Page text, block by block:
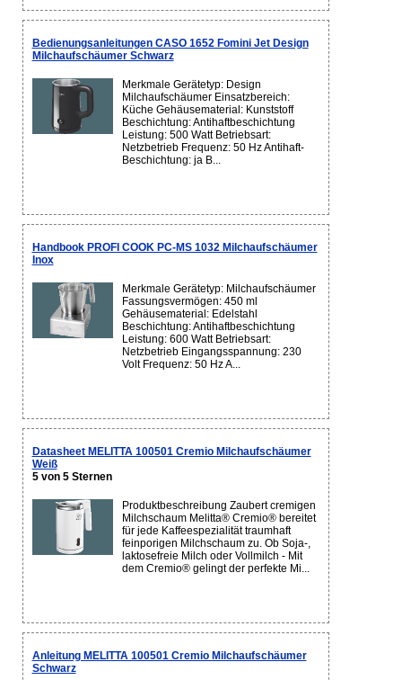
Bedienungsanleitungen CASO 1652 Fomini Jet Design
Milchaufschäumer Schwarz
Merkmale Gerätetyp: Design
Milchaufschäumer Einsatzbereich:
Küche Gehäusematerial: Kunststoff
Beschichtung: Antihaftbeschichtung
Leistung: 500 Watt Betriebsart:
Netzbetrieb Frequenz: 50 Hz Antihaft-
Beschichtung: ja B...
Handbook PROFI COOK PC-MS 1032 Milchaufschäumer
Inox
Merkmale Gerätetyp: Milchaufschäumer
Fassungsvermögen: 450 ml
Gehäusematerial: Edelstahl
Beschichtung: Antihaftbeschichtung
Leistung: 600 Watt Betriebsart:
Netzbetrieb Eingangsspannung: 230
Volt Frequenz: 50 Hz A...
Datasheet MELITTA 100501 Cremio Milchaufschäumer
Weiß
5 von 5 Sternen
Produktbeschreibung Zaubert cremigen
Milchschaum Melitta® Cremio® bereitet
für jede Kaffeespezialität traumhaft
feinporigen Milchschaum zu. Ob Soja-,
laktosefreie Milch oder Vollmilch - Mit
dem Cremio® gelingt der perfekte Mi...
Anleitung MELITTA 100501 Cremio Milchaufschäumer
Schwarz